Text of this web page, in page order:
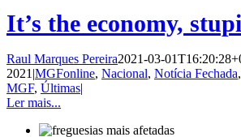
It’s the economy,
Raul Marques Pereira2021-03-
2021 |MGFonline, Nacional, Notícia Fechada,
MGF, Últimas|
Ler mais...